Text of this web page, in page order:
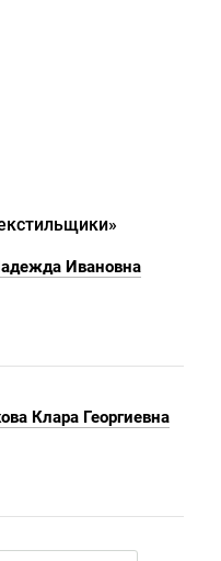
Ивановна
Клара Георгиевна